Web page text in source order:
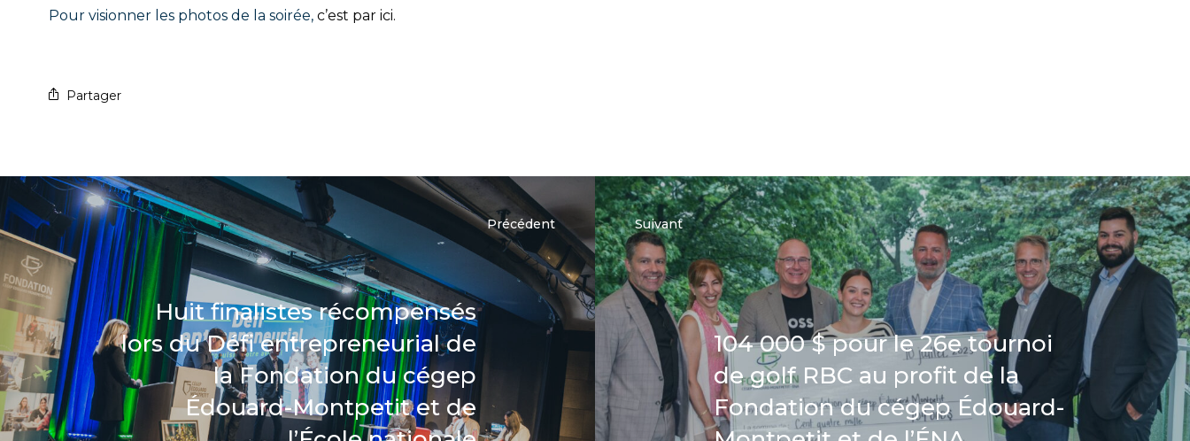
Pour visionner les photos de la soirée,c’est par ici.
Partager
Précédent
Huit finalistes récompensés
lors du Défi entrepreneurial de
la Fondation du cégep
Édouard-Montpetit et de
Suivant
104 000 $ pour le 26e tournoi
de golf RBC au profit de la
Fondation du cégep Édouard-